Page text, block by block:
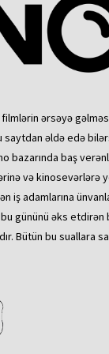
ərsəyə
saytdan əldə edə
bazarında baş
və kinosevərlərə
iş adamlarına
gününü əks etdirən
Bütün bu suallara